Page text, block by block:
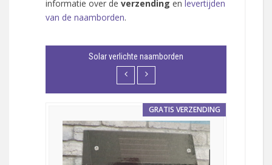
informatie over de verzending en levertijden
van de naamborden.
Solar verlichte naamborden
GRATIS VERZENDING